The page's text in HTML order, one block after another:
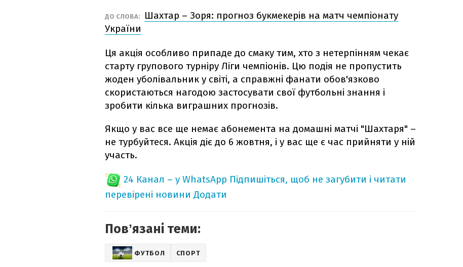
ДО СЛОВА:
Шахтар – Зоря: прогноз букмекерів на матч чемпіонату
України
Ця акція особливо припаде до смаку тим, хто з нетерпінням чекає
старту групового турніру Ліги чемпіонів. Цю подія не пропустить
жоден уболівальник у світі, а справжні фанати обов'язково
скористаються нагодою застосувати свої футбольні знання і
зробити кілька виграшних прогнозів.
Якщо у вас все ще немає абонемента на домашні матчі "Шахтаря" –
не турбуйтеся. Акція діє до 6 жовтня, і у вас ще є час прийняти у ній
участь.
24 Канал – у WhatsApp Підпишіться, щоб не загубити і читати
перевірені новини Додати
Повʼязані теми:
ФУТБОЛ СПОРТ